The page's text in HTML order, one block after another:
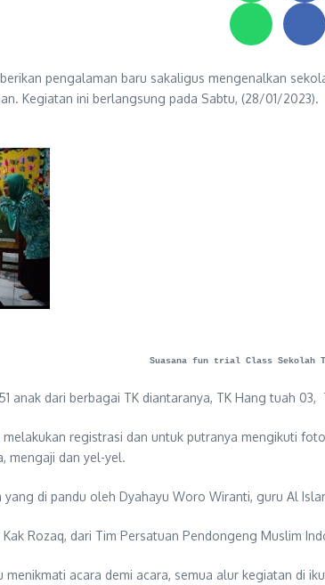
pengalaman baru sakaligus mengenalkan
Kegiatan ini berlangsung pada Sabtu, (28/01/2023).
Suasana fun trial Class Sekolah
anak dari berbagai TK diantaranya, TK Hang tuah 03,
registrasi dan untuk putranya mengikuti
mengaji dan yel-yel.
di pandu oleh Dyahayu Woro Wiranti, guru Al
Rozaq, dari Tim Persatuan Pendongeng Muslim
acara demi acara, semua alur kegiatan di